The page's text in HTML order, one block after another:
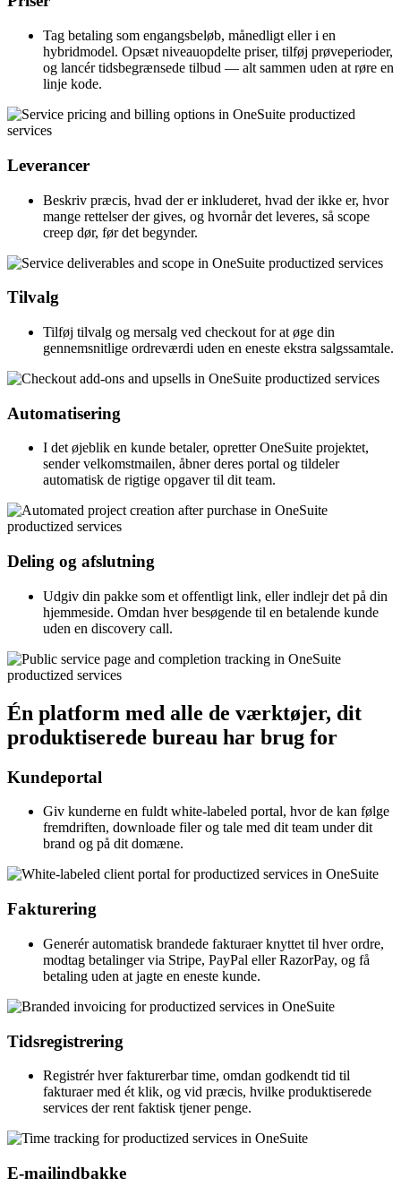
Tag betaling som engangsbeløb, månedligt eller i en
hybridmodel. Opsæt niveauopdelte priser, tilføj prøveperioder,
og lancér tidsbegrænsede tilbud — alt sammen uden at røre en
linje kode.
Leverancer
Beskriv præcis, hvad der er inkluderet, hvad der ikke er, hvor
mange rettelser der gives, og hvornår det leveres, så scope
creep dør, før det begynder.
Tilvalg
Tilføj tilvalg og mersalg ved checkout for at øge din
gennemsnitlige ordreværdi uden en eneste ekstra salgssamtale.
Automatisering
I det øjeblik en kunde betaler, opretter OneSuite projektet,
sender velkomstmailen, åbner deres portal og tildeler
automatisk de rigtige opgaver til dit team.
Deling og afslutning
Udgiv din pakke som et offentligt link, eller indlejr det på din
hjemmeside. Omdan hver besøgende til en betalende kunde
uden en discovery call.
Én platform med alle de værktøjer, dit
produktiserede bureau har brug for
Kundeportal
Giv kunderne en fuldt white-labeled portal, hvor de kan følge
fremdriften, downloade filer og tale med dit team under dit
brand og på dit domæne.
Fakturering
Generér automatisk brandede fakturaer knyttet til hver ordre,
modtag betalinger via Stripe, PayPal eller RazorPay, og få
betaling uden at jagte en eneste kunde.
Tidsregistrering
Registrér hver fakturerbar time, omdan godkendt tid til
fakturaer med ét klik, og vid præcis, hvilke produktiserede
services der rent faktisk tjener penge.
E-mailindbakke